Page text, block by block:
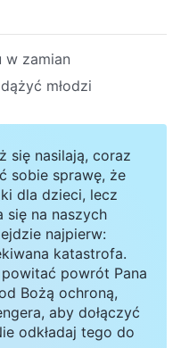
zamian
młodzi
się nasilają, coraz
sobie sprawę, że
dla dzieci, lecz
na naszych
najpierw:
katastrofa.
powrót Pana
Bożą ochroną,
aby dołączyć
odkładaj tego do